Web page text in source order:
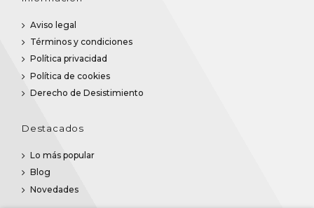
Aviso legal
Términos y condiciones
Política privacidad
Política de cookies
Derecho de Desistimiento
Destacados
Lo más popular
Blog
Novedades